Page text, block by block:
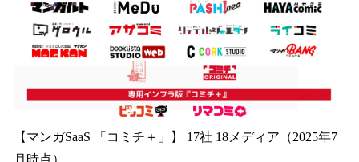
【マンガSaaS
「コミチ＋」】 17社 18メディア（2025年7
月時点）